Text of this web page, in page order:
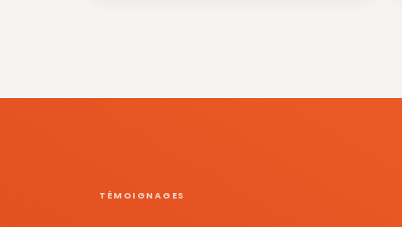
TÉMOIGNAGES